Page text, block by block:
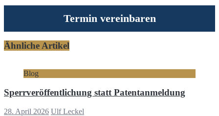
Termin vereinbaren
Ähnliche Artikel
Blog
Sperrveröffentlichung statt Patentanmeldung
28. April 2026 Ulf Leckel